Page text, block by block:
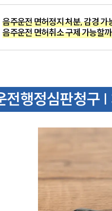
음주운전 면허정지 처분, 감경 가
음주운전 면허취소 구제 가능할
전행정심판청구